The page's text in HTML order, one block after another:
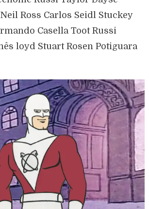
Ross Carlos Seidl Stuckey
Casella Toot Russi
loyd Stuart Rosen Potiguara